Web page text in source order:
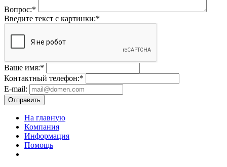
Вопрос:*
Введите текст с картинки:*
Ваше имя:*
Контактный телефон:*
E-mail:
Отправить
На главную
Компания
Информация
Помощь